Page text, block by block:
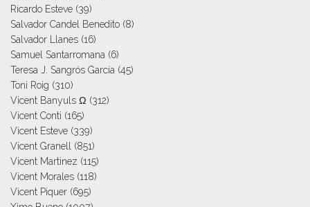
Ricardo Esteve (39)
Salvador Candel Benedito (8)
Salvador Llanes (16)
Samuel Santarromana (6)
Teresa J. Sangrós García (45)
Toni Roig (310)
Vicent Banyuls Ω (312)
Vicent Conti (165)
Vicent Esteve (339)
Vicent Granell (851)
Vicent Martinez (115)
Vicent Morales (118)
Vicent Piquer (695)